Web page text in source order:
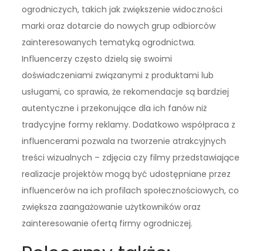
ogrodniczych, takich jak zwiększenie widoczności
marki oraz dotarcie do nowych grup odbiorców
zainteresowanych tematyką ogrodnictwa.
Influencerzy często dzielą się swoimi
doświadczeniami związanymi z produktami lub
usługami, co sprawia, że rekomendacje są bardziej
autentyczne i przekonujące dla ich fanów niż
tradycyjne formy reklamy. Dodatkowo współpraca z
influencerami pozwala na tworzenie atrakcyjnych
treści wizualnych – zdjęcia czy filmy przedstawiające
realizacje projektów mogą być udostępniane przez
influencerów na ich profilach społecznościowych, co
zwiększa zaangażowanie użytkowników oraz
zainteresowanie ofertą firmy ogrodniczej.